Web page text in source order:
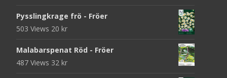
Pysslingkrage frö - Fröer
503 Views 20 kr
Malabarspenat Röd - Fröer
487 Views 32 kr